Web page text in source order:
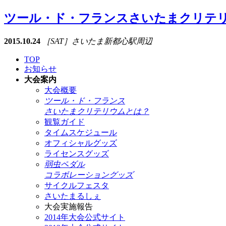
ツール・ド・フランスさいたまクリテ
2015.10.24 ［SAT］さいたま新都心駅周辺
TOP
お知らせ
大会案内
大会概要
ツール・ド・フランス
さいたまクリテリウムとは？
観覧ガイド
タイムスケジュール
オフィシャルグッズ
ライセンスグッズ
弱虫ペダル
コラボレーショングッズ
サイクルフェスタ
さいたまるしぇ
大会実施報告
2014年大会公式サイト